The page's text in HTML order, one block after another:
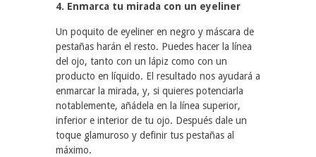
4. Enmarca tu mirada con un eyeliner
Un poquito de eyeliner en negro y máscara de
pestañas harán el resto. Puedes hacer la línea
del ojo, tanto con un lápiz como con un
producto en líquido. El resultado nos ayudará a
enmarcar la mirada, y, si quieres potenciarla
notablemente, añádela en la línea superior,
inferior e interior de tu ojo. Después dale un
toque glamuroso y definir tus pestañas al
máximo.